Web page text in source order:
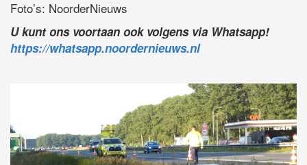
Foto’s: NoorderNieuws
U kunt ons voortaan ook volgens via Whatsapp!
https://whatsapp.noordernieuws.nl